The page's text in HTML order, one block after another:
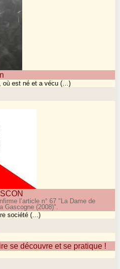
où est né et a vécu (…)
l’article n° 67 "La Dame de
Gascogne (2008)".
société (…)
se découvre et se pratique !